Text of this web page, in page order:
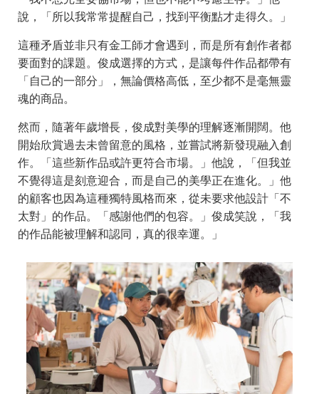
說，「所以我常常提醒自己，找到平衡點才走得久。」
這種矛盾並非只有金工師才會遇到，而是所有創作者都
要面對的課題。俊成選擇的方式，是讓每件作品都帶有
「自己的一部分」，無論價格高低，至少都不是毫無靈
魂的商品。
然而，隨著年歲增長，俊成對美學的理解逐漸開闊。他
開始欣賞過去未曾留意的風格，並嘗試將新發現融入創
作。「這些新作品或許更符合市場。」他說，「但我並
不覺得這是刻意迎合，而是自己的美學正在進化。」他
的顧客也因為這種獨特風格而來，從未要求他設計「不
太對」的作品。「感謝他們的包容。」俊成笑說，「我
的作品能被理解和認同，真的很幸運。」